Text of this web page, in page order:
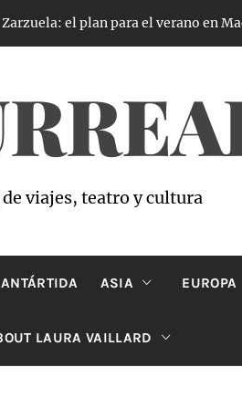
el plan para el verano en Madrid
viajes, teatro y cultura
ANTÁRTIDA ASIA EUROPA
LAURA VAILLARD